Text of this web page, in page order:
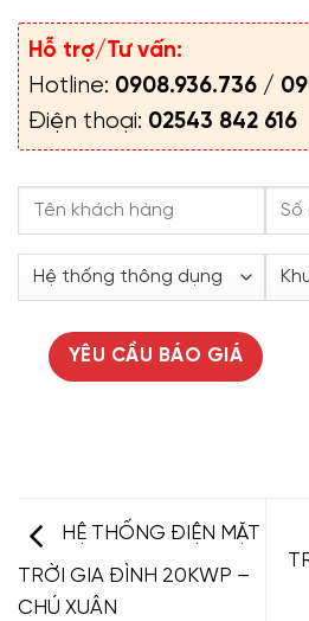
Hỗ trợ/Tư vấn:
Hotline: 0908.936.736 /
Điện thoại: 02543 842 616
HỆ THỐNG ĐIỆN MẶT
TRỜI GIA ĐÌNH 20KWP –
CHÚ XUÂN